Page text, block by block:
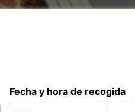
Fecha y hora de recogida